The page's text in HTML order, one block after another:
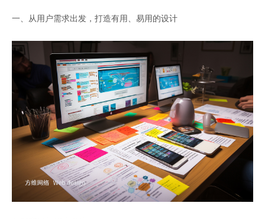
一、从用户需求出发，打造有用、易用的设计